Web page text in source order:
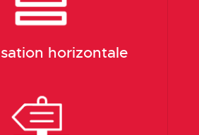
horizontale